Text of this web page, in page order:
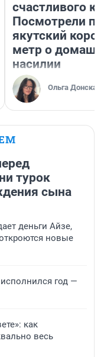
счастливого
Посмотрели
якутский
метр о
насилии
Ольга Донская
турок
сына
деньги Айзе,
новые
год —
как
весь